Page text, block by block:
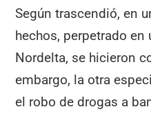
Según trascendió, en
hechos, perpetrado en
Nordelta, se hicieron
embargo, la otra
el robo de drogas a